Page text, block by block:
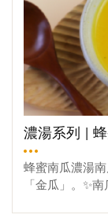
56g④ 雞蛋：
⑦ 奶油：少許
食用油＋雞蛋
分鐘。③ 平底
一個口，用擠
獲得一枚漂亮
好做添加，推
等) 可以吃到特
麵糊直接放入
用擠的方式把
膠袋剪一口，
濃湯系列 |
蜂蜜南瓜濃湯
「金瓜」。✨